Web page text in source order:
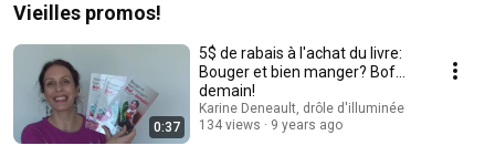
Vieilles promos!
0:37
5$ de rabais à l'achat du livre:
Bouger et bien manger? Bof...
demain!
Karine Deneault, drôle d'illuminée
134 views
9 years ago